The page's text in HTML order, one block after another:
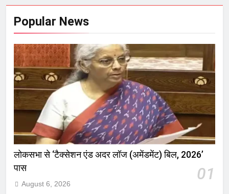
Popular News
लोकसभा से ‘टैक्सेशन एंड अदर लॉज (अमेंडमेंट) बिल, 2026’
पास
01
August 6, 2026